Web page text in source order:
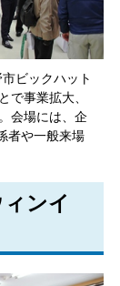
ビックハット
で事業拡大、
会場には、企
者や一般来場
ンイ